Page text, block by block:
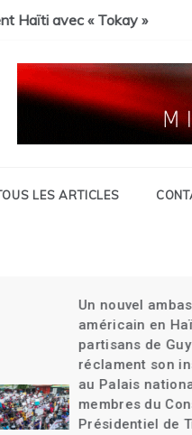
et gran grif| Expulsion
Tokay »
LES ARTICLES
Un nouvel ambassadeur
américain en Haïti| Des
partisans de Guy Philippe
réclament son installation
au Palais national| Les
membres du Conseil
Présidentiel de Transition